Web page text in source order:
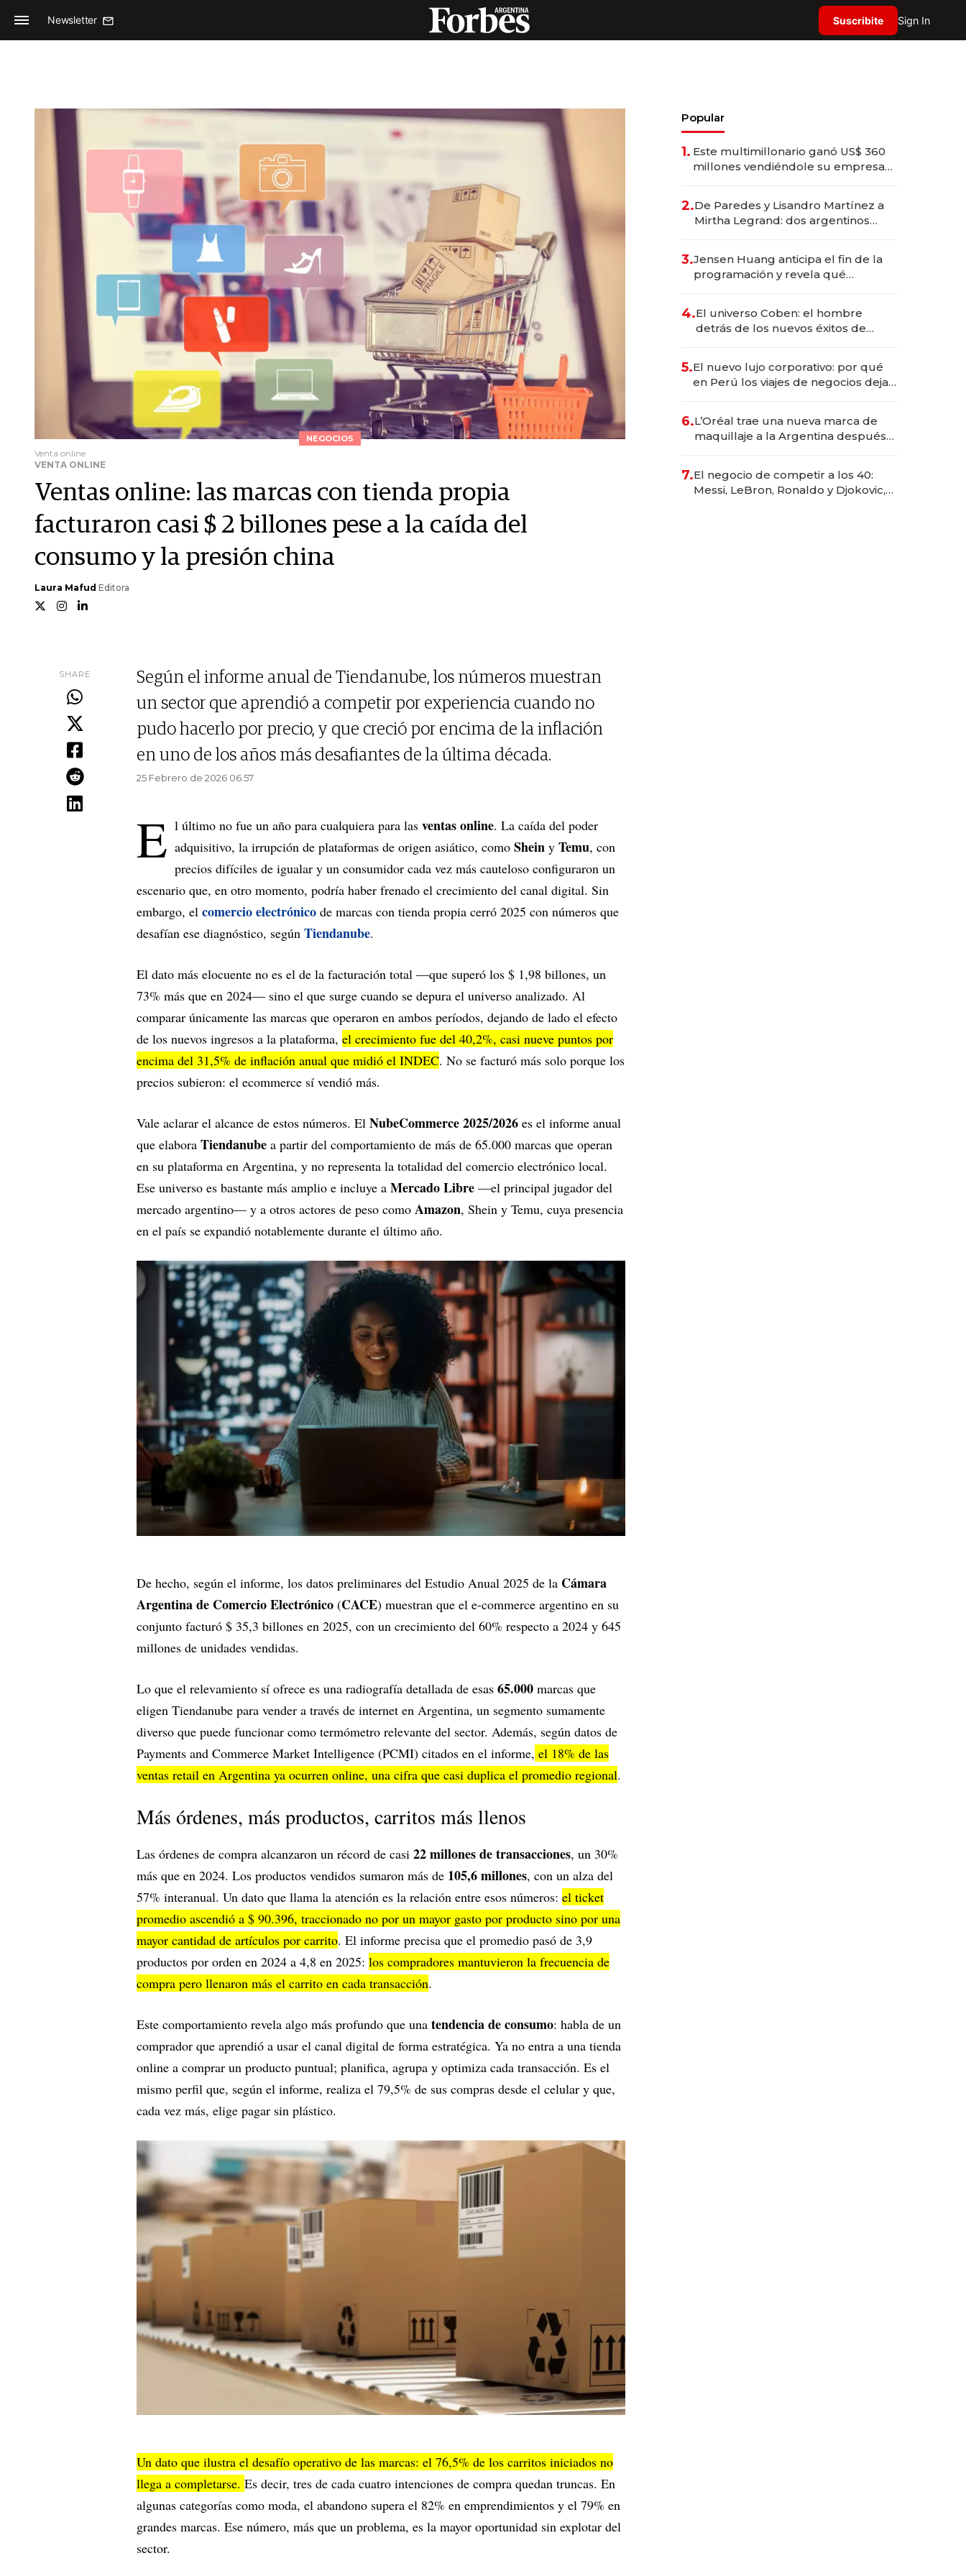
Newsletter Suscribite Sign In
NEGOCIOS
Venta online
VENTA ONLINE
Ventas online: las marcas con tienda propia
facturaron casi $ 2 billones pese a la caída del
consumo y la presión china
Laura Mafud Editora
SHARE
Según el informe anual de Tiendanube, los números muestran
un sector que aprendió a competir por experiencia cuando no
pudo hacerlo por precio, y que creció por encima de la inflación
en uno de los años más desafiantes de la última década.
25 Febrero de 2026 06.57
E l último no fue un año para cualquiera para las ventas online. La caída del poder
adquisitivo, la irrupción de plataformas de origen asiático, como Shein y Temu, con
precios difíciles de igualar y un consumidor cada vez más cauteloso configuraron un
escenario que, en otro momento, podría haber frenado el crecimiento del canal digital. Sin
embargo, el comercio electrónico de marcas con tienda propia cerró 2025 con números que
desafían ese diagnóstico, según Tiendanube.
El dato más elocuente no es el de la facturación total —que superó los $ 1,98 billones, un
73% más que en 2024— sino el que surge cuando se depura el universo analizado. Al
comparar únicamente las marcas que operaron en ambos períodos, dejando de lado el efecto
de los nuevos ingresos a la plataforma, el crecimiento fue del 40,2%, casi nueve puntos por
encima del 31,5% de inflación anual que midió el INDEC. No se facturó más solo porque los
precios subieron: el ecommerce sí vendió más.
Vale aclarar el alcance de estos números. El NubeCommerce 2025/2026 es el informe anual
que elabora Tiendanube a partir del comportamiento de más de 65.000 marcas que operan
en su plataforma en Argentina, y no representa la totalidad del comercio electrónico local.
Ese universo es bastante más amplio e incluye a Mercado Libre —el principal jugador del
mercado argentino— y a otros actores de peso como Amazon, Shein y Temu, cuya presencia
en el país se expandió notablemente durante el último año.
De hecho, según el informe, los datos preliminares del Estudio Anual 2025 de la Cámara
Argentina de Comercio Electrónico (CACE) muestran que el e-commerce argentino en su
conjunto facturó $ 35,3 billones en 2025, con un crecimiento del 60% respecto a 2024 y 645
millones de unidades vendidas.
Lo que el relevamiento sí ofrece es una radiografía detallada de esas 65.000 marcas que
eligen Tiendanube para vender a través de internet en Argentina, un segmento sumamente
diverso que puede funcionar como termómetro relevante del sector. Además, según datos de
Payments and Commerce Market Intelligence (PCMI) citados en el informe, el 18% de las
ventas retail en Argentina ya ocurren online, una cifra que casi duplica el promedio regional.
Más órdenes, más productos, carritos más llenos
Las órdenes de compra alcanzaron un récord de casi 22 millones de transacciones, un 30%
más que en 2024. Los productos vendidos sumaron más de 105,6 millones, con un alza del
57% interanual. Un dato que llama la atención es la relación entre esos números: el ticket
promedio ascendió a $ 90.396, traccionado no por un mayor gasto por producto sino por una
mayor cantidad de artículos por carrito. El informe precisa que el promedio pasó de 3,9
productos por orden en 2024 a 4,8 en 2025: los compradores mantuvieron la frecuencia de
compra pero llenaron más el carrito en cada transacción.
Este comportamiento revela algo más profundo que una tendencia de consumo: habla de un
comprador que aprendió a usar el canal digital de forma estratégica. Ya no entra a una tienda
online a comprar un producto puntual; planifica, agrupa y optimiza cada transacción. Es el
mismo perfil que, según el informe, realiza el 79,5% de sus compras desde el celular y que,
cada vez más, elige pagar sin plástico.
Un dato que ilustra el desafío operativo de las marcas: el 76,5% de los carritos iniciados no
llega a completarse. Es decir, tres de cada cuatro intenciones de compra quedan truncas. En
algunas categorías como moda, el abandono supera el 82% en emprendimientos y el 79% en
grandes marcas. Ese número, más que un problema, es la mayor oportunidad sin explotar del
sector.
Popular
1. Este multimillonario ganó US$ 360
millones vendiéndole su empresa
2.De Paredes y Lisandro Martínez a
Mirtha Legrand: dos argentinos
3.Jensen Huang anticipa el fin de la
programación y revela qué
4.El universo Coben: el hombre
detrás de los nuevos éxitos de
5.El nuevo lujo corporativo: por qué
en Perú los viajes de negocios dejan
6.L’Oréal trae una nueva marca de
maquillaje a la Argentina después
7.El negocio de competir a los 40:
Messi, LeBron, Ronaldo y Djokovic,